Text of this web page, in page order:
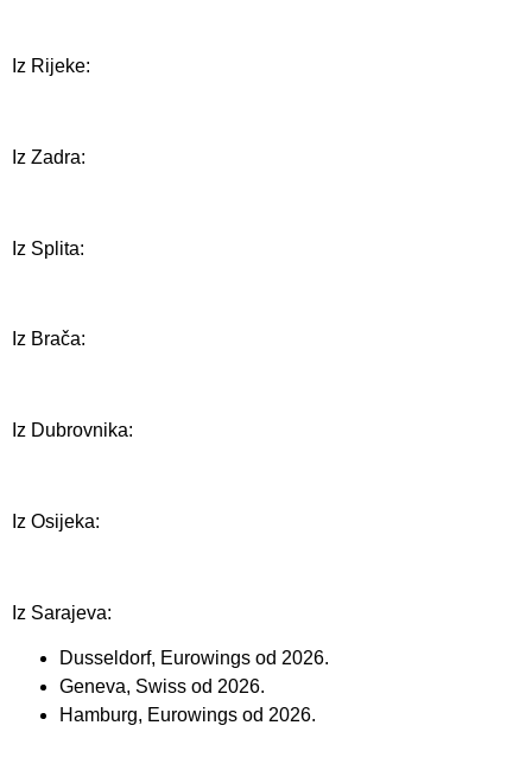
Iz Rijeke:
Iz Zadra:
Iz Splita:
Iz Brača:
Iz Dubrovnika:
Iz Osijeka:
Iz Sarajeva:
Dusseldorf, Eurowings od 2026.
Geneva, Swiss od 2026.
Hamburg, Eurowings od 2026.